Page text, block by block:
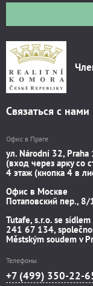
Связаться с нами
Офис в Праге
ул. Národní 32, Praha
(вход через арку со
4 этаж (кнопка 4 в
Офис в Москве
Потаповский пер.,
Tutafe, s.r.o. se
241 67 134,
Městským soudem v
Телефоны
+7 (499) 350-22-